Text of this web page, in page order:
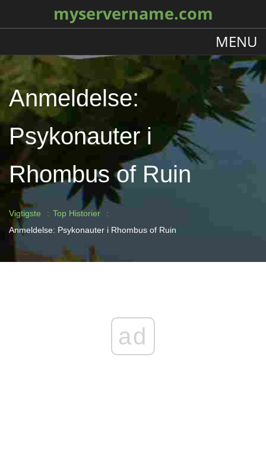
myservername.com
MENU
Anmeldelse:
Psykonauter i
Rhombus of Ruin
Vigtigste
Top Historier
Anmeldelse: Psykonauter i Rhombus of Ruin
ad